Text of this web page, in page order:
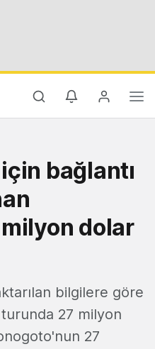
bağlantı
dolar
bilgilere göre
turunda 27 milyon
27